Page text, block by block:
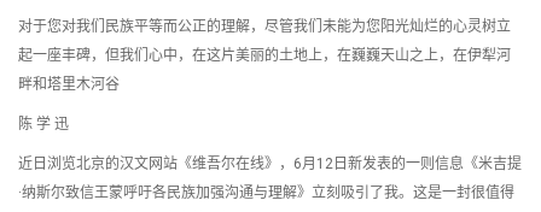
对于您对我们民族平等而公正的理解，尽管我们未能为您阳光灿烂的心灵树立
起一座丰碑，但我们心中，在这片美丽的土地上，在巍巍天山之上，在伊犁河
畔和塔里木河谷
陈 学 迅
近日浏览北京的汉文网站《维吾尔在线》，6月12日新发表的一则信息《米吉提
·纳斯尔致信王蒙呼吁各民族加强沟通与理解》立刻吸引了我。这是一封很值得